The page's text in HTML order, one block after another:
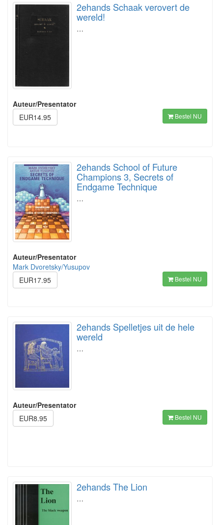
2ehands Schaak verovert de
wereld!
…
Auteur/Presentator
EUR14.95
Bestel NU
2ehands School of Future
Champions 3, Secrets of
Endgame Technique
…
Auteur/Presentator
Mark Dvoretsky/Yusupov
EUR17.95
Bestel NU
2ehands Spelletjes uit de hele
wereld
…
Auteur/Presentator
EUR8.95
Bestel NU
2ehands The Lion
…